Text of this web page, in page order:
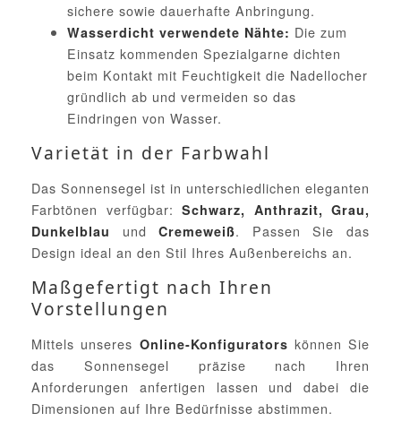
sichere sowie dauerhafte Anbringung.
Wasserdicht verwendete Nähte: Die zum
Einsatz kommenden Spezialgarne dichten
beim Kontakt mit Feuchtigkeit die Nadellocher
gründlich ab und vermeiden so das
Eindringen von Wasser.
Varietät in der Farbwahl
Das Sonnensegel ist in unterschiedlichen eleganten
Farbtönen verfügbar: Schwarz, Anthrazit, Grau,
Dunkelblau
undCremeweiß. Passen Sie das
Design ideal an den Stil Ihres Außenbereichs an.
Maßgefertigt nach Ihren
Vorstellungen
Mittels unseres Online-Konfigurators können Sie
das Sonnensegel präzise nach Ihren
Anforderungen anfertigen lassen und dabei die
Dimensionen auf Ihre Bedürfnisse abstimmen.